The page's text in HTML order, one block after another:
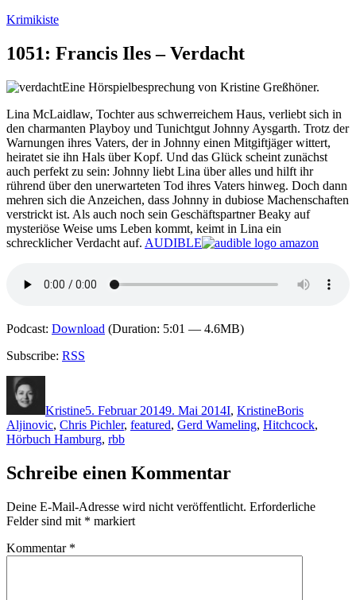
Zum
springen
Krimikiste
1051: Francis Iles – Verdacht
Eine Hörspielbesprechung von Kristine Greßhöner.
Lina McLaidlaw, Tochter aus schwerreichem Haus, verliebt sich in
den charmanten Playboy und Tunichtgut Johnny Aysgarth. Trotz der
Warnungen ihres Vaters, der in Johnny einen Mitgiftjäger wittert,
heiratet sie ihn Hals über Kopf. Und das Glück scheint zunächst
auch perfekt zu sein: Johnny liebt Lina über alles und hilft ihr
rührend über den unerwarteten Tod ihres Vaters hinweg. Doch dann
mehren sich die Anzeichen, dass Johnny in dubiose Machenschaften
verstrickt ist. Als auch noch sein Geschäftspartner Beaky auf
mysteriöse Weise ums Leben kommt, keimt in Lina ein
schrecklicher Verdacht auf. AUDIBLE
Podcast: Download (Duration: 5:01 — 4.6MB)
Subscribe: RSS
Kristine5. Februar 20149. Mai 2014I, KristineBoris
Aljinovic, Chris Pichler, featured, Gerd Wameling, Hitchcock,
Hörbuch Hamburg, rbb
Schreibe einen Kommentar
Deine E-Mail-Adresse wird nicht veröffentlicht. Erforderliche
Felder sind mit * markiert
Kommentar *